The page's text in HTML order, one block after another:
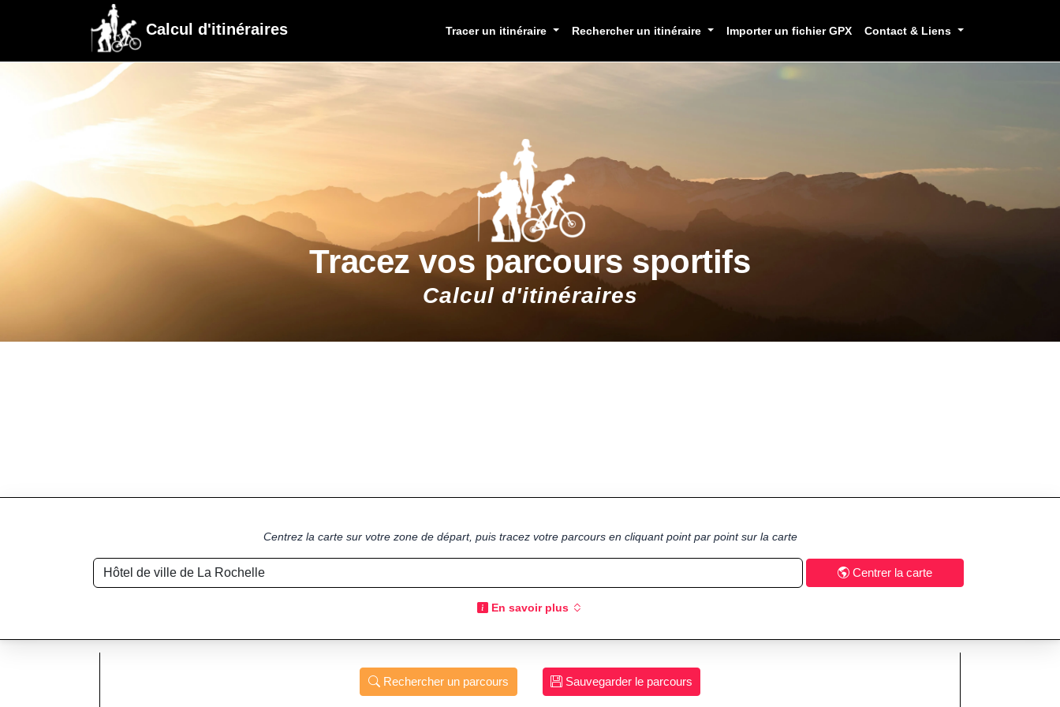
Calcul d'itinéraires Tracer un itinéraire Rechercher un itinéraire Importer un fichier GPX Contact & Liens
Tracez vos parcours sportifs
Calcul d'itinéraires
Centrez la carte sur votre zone de départ, puis tracez votre parcours en cliquant point par point sur la carte
Centrer la carte
En savoir plus
Rechercher un parcours Sauvegarder le parcours